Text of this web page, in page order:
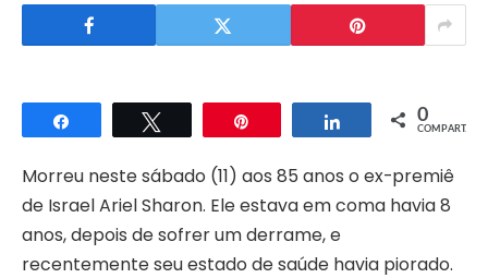
Compartilhar Compartilhar
0
COMPART.
Morreu neste sábado (11) aos 85 anos o ex-premiê
de Israel Ariel Sharon. Ele estava em coma havia 8
anos, depois de sofrer um derrame, e
recentemente seu estado de saúde havia piorado.